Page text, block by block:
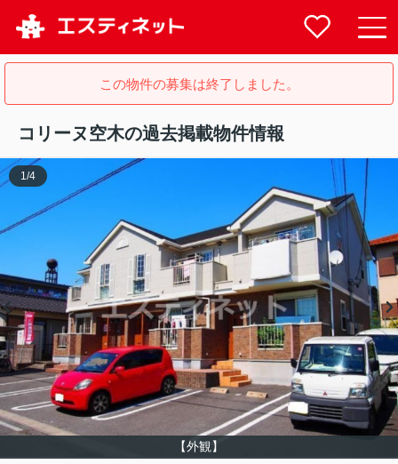
この物件の募集は終了しました。
コリーヌ空木の過去掲載物件情報
【外観】
1 /4